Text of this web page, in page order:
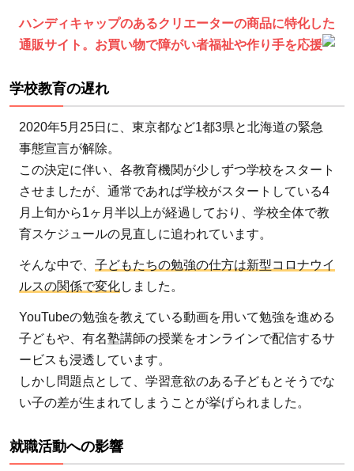
のた
めの
密」
回避
2
新型
コロ
ナウ
イル
スに
よっ
た外
国人
留学
生へ
の影
は？
3
ハンディキャップのあるクリエーターの商品に特化した
通販サイト。お買い物で障がい者福祉や作り手を応援
学校教育の遅れ
2020年5月25日に、東京都など1都3県と北海道の緊急
事態宣言が解除。
この決定に伴い、各教育機関が少しずつ学校をスタート
させましたが、通常であれば学校がスタートしている4
月上旬から1ヶ月半以上が経過しており、学校全体で教
育スケジュールの見直しに追われています。
そんな中で、 子どもたちの勉強の仕方は新型コロナウイ
ルスの関係で変化しました。
YouTubeの勉強を教えている動画を用いて勉強を進める
子どもや、有名塾講師の授業をオンラインで配信するサ
ービスも浸透しています。
しかし問題点として、学習意欲のある子どもとそうでな
い子の差が生まれてしまうことが挙げられました。
就職活動への影響